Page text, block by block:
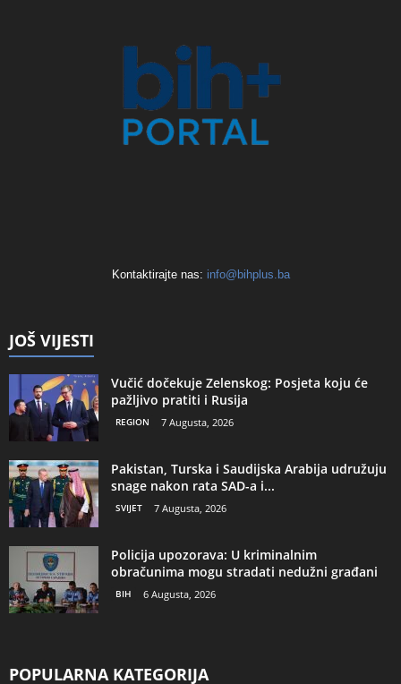
Kontaktirajte nas: info@bihplus.ba
JOŠ VIJESTI
Vučić dočekuje Zelenskog: Posjeta koju će
pažljivo pratiti i Rusija
REGION 7 Augusta, 2026
Pakistan, Turska i Saudijska Arabija udružuju
snage nakon rata SAD-a i...
SVIJET 7 Augusta, 2026
Policija upozorava: U kriminalnim
obračunima mogu stradati nedužni građani
BIH 6 Augusta, 2026
POPULARNA KATEGORIJA